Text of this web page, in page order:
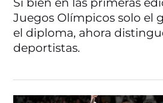
Juegos Olímpicos solo el
el diploma, ahora
deportistas.